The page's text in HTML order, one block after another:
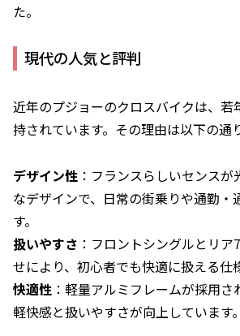
た。
現代の人気と評判
近年のプジョーのクロスバイクは、若
持されています。その理由は以下の通
デザイン性 ：フランスらしいセンス
なデザインで、日常の街乗りや通勤・
す。
扱いやすさ ：フロントシングルとリ
せにより、初心者でも快適に扱える仕
快適性 ：軽量アルミフレームが採用
軽快感と扱いやすさが向上しています。